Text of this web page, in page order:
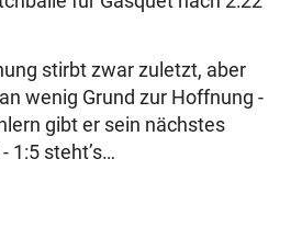
stirbt zwar zuletzt, aber
wenig Grund zur Hoffnung -
gibt er sein nächstes
1:5 steht’s…